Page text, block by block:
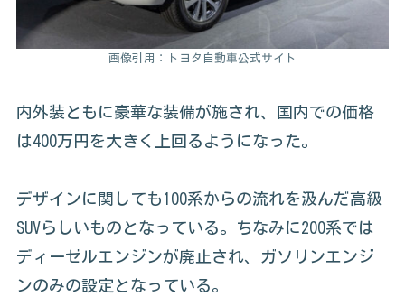
画像引用：トヨタ自動車公式サイト
内外装ともに豪華な装備が施され、国内での価格
は400万円を大きく上回るようになった。
デザインに関しても100系からの流れを汲んだ高級
SUVらしいものとなっている。ちなみに200系では
ディーゼルエンジンが廃止され、ガソリンエンジ
ンのみの設定となっている。